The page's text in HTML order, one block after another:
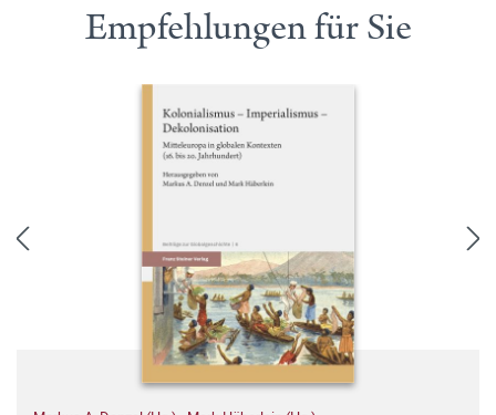
Empfehlungen für Sie